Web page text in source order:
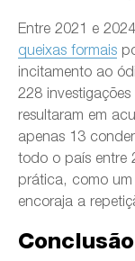
Entre 2021 e
queixas formais
incitamento ao
228
resultaram em
apenas 13
todo o país entre
prática, como
encoraja a
Conclusão